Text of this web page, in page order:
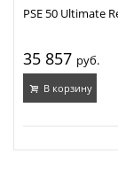
35 857 руб.
В корзину
PSE 50 Ultimate